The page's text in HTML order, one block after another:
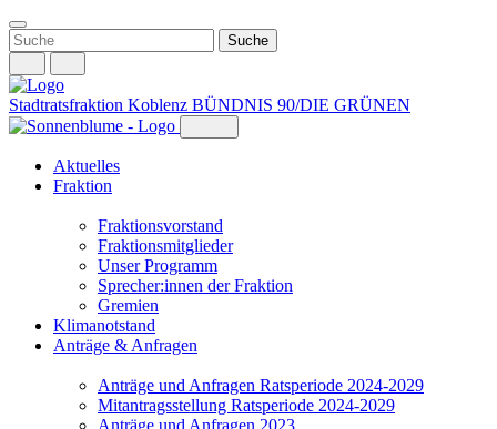
Weiter
zum
Inhalt
Stadtratsfraktion Koblenz BÜNDNIS 90/DIE GRÜNEN
Aktuelles
Fraktion
Fraktionsvorstand
Fraktionsmitglieder
Unser Programm
Sprecher:innen der Fraktion
Gremien
Klimanotstand
Anträge & Anfragen
Anträge und Anfragen Ratsperiode 2024-2029
Mitantragsstellung Ratsperiode 2024-2029
Anträge und Anfragen 2023